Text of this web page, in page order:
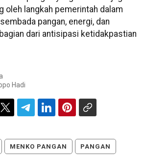
oleh langkah pemerintah dalam
pangan, energi, dan
dari antisipasi ketidakpastian
Hadi
MENKO PANGAN PANGAN